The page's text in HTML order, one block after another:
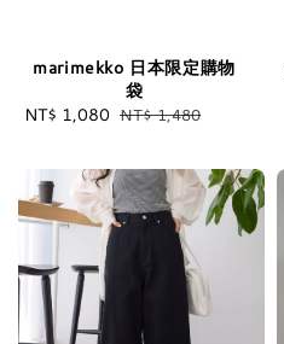
marimekko 日本限定購物
袋
Sale
NT$ 1,080 Regular
NT$ 1,480